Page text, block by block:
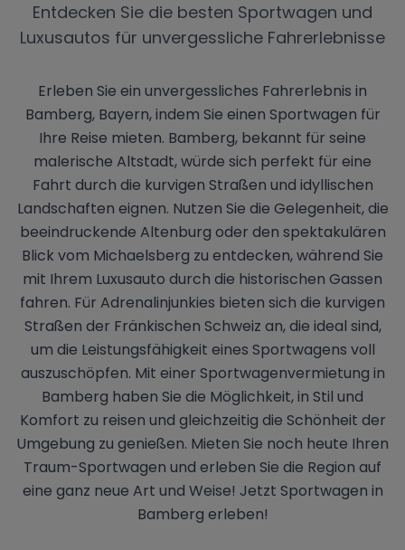
Entdecken Sie die besten Sportwagen und
Luxusautos für unvergessliche Fahrerlebnisse
Erleben Sie ein unvergessliches Fahrerlebnis in
Bamberg, Bayern, indem Sie einen Sportwagen für
Ihre Reise mieten. Bamberg, bekannt für seine
malerische Altstadt, würde sich perfekt für eine
Fahrt durch die kurvigen Straßen und idyllischen
Landschaften eignen. Nutzen Sie die Gelegenheit, die
beeindruckende Altenburg oder den spektakulären
Blick vom Michaelsberg zu entdecken, während Sie
mit Ihrem Luxusauto durch die historischen Gassen
fahren. Für Adrenalinjunkies bieten sich die kurvigen
Straßen der Fränkischen Schweiz an, die ideal sind,
um die Leistungsfähigkeit eines Sportwagens voll
auszuschöpfen. Mit einer Sportwagenvermietung in
Bamberg haben Sie die Möglichkeit, in Stil und
Komfort zu reisen und gleichzeitig die Schönheit der
Umgebung zu genießen. Mieten Sie noch heute Ihren
Traum-Sportwagen und erleben Sie die Region auf
eine ganz neue Art und Weise! Jetzt Sportwagen in
Bamberg erleben!